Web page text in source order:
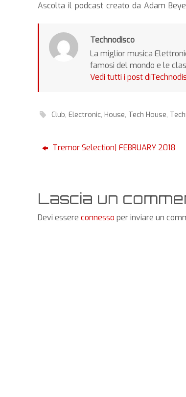
Ascolta il podcast creato da Adam
Technodisco
La miglior musica
famosi del mondo e le
Vedi tutti i post
Club,Electronic,House, Tech House,
Tremor Selection| FEBRUARY 2018
Lascia un
Devi essere connesso per inviare un